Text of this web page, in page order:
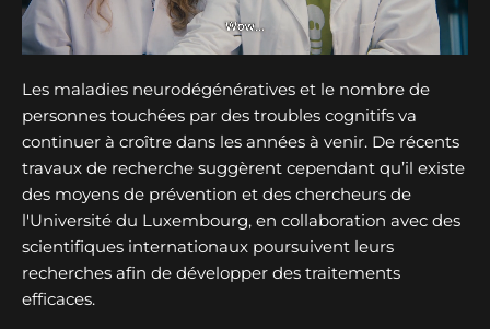
Les maladies neurodégénératives et le nombre de
personnes touchées par des troubles cognitifs va
continuer à croître dans les années à venir. De récents
travaux de recherche suggèrent cependant qu’il existe
des moyens de prévention et des chercheurs de
l'Université du Luxembourg, en collaboration avec des
scientifiques internationaux poursuivent leurs
recherches afin de développer des traitements
efficaces.